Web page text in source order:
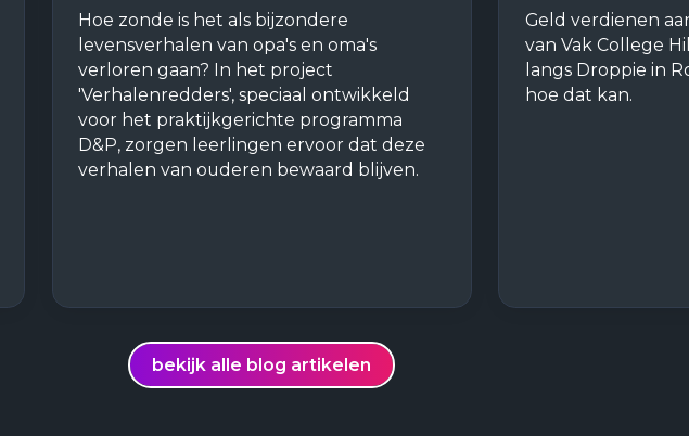
Hoe zonde is het als bijzondere
levensverhalen van opa's en oma's
verloren gaan? In het project
'Verhalenredders', speciaal ontwikkeld
voor het praktijkgerichte programma
D&P, zorgen leerlingen ervoor dat deze
verhalen van ouderen bewaard blijven.
Geld verdienen
van Vak College
langs Droppie in
hoe dat kan.
bekijk alle blog artikelen